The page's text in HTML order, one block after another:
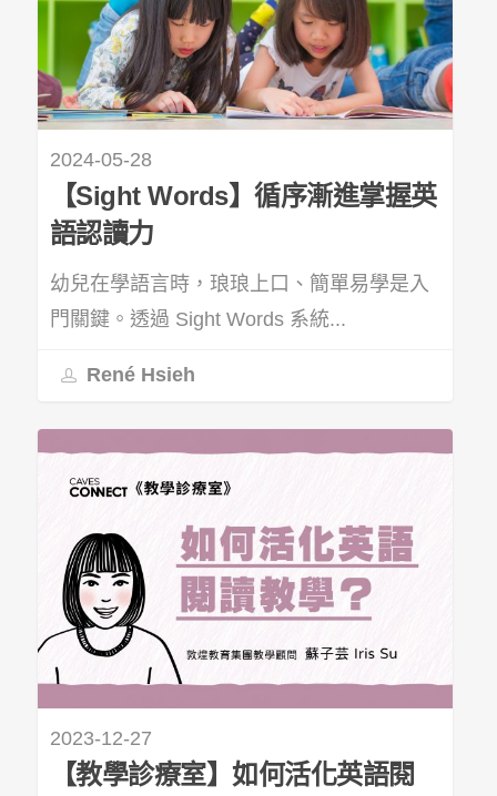
2024-05-28
【Sight Words】循序漸進掌握英
語認讀力
幼兒在學語言時，琅琅上口、簡單易學是入
門關鍵。透過 Sight Words 系統...
René Hsieh
2023-12-27
【教學診療室】如何活化英語閱